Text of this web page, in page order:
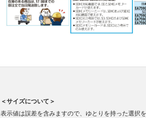
＜サイズについて＞
表示値は誤差を含みますので、ゆとりを持った選択